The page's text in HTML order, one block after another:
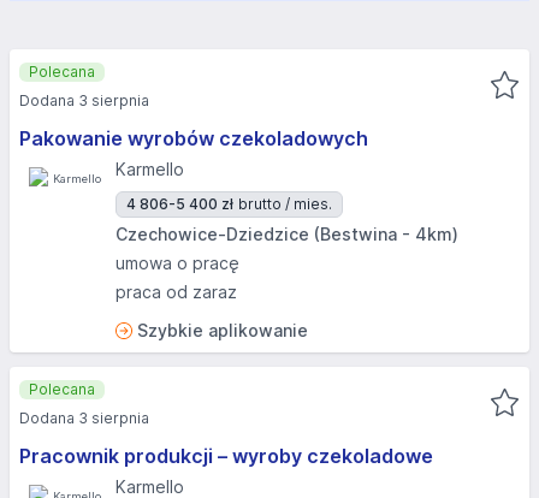
Pakowanie wyrobów czekoladowych
Karmello
4 806-5 400 zł brutto / mies.
Czechowice-Dziedzice (Bestwina - 4km)
umowa o pracę
praca od zaraz
Szybkie aplikowanie
Polecana
Dodana 3 sierpnia
Pracownik produkcji – wyroby czekoladowe
Karmello
Polecana
Dodana 3 sierpnia